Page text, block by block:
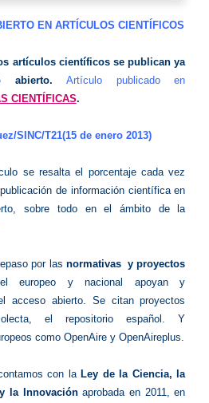
EN ARTÍCULOS CIENTÍFICOS
artículos científicos se publican ya
abierto.Artículo publicado en
CIENTÍFICAS.
SINC/T21(15 de enero 2013)
se resalta el porcentaje cada vez
de información científica en
sobre todo en el ámbito de la
por las normativas y proyectos
europeo y nacional apoyan y
acceso abierto. Se citan proyectos
el repositorio español. Y
como OpenAire y OpenAireplus.
con la Ley de la Ciencia, la
la Innovaciónaprobada en 2011, en